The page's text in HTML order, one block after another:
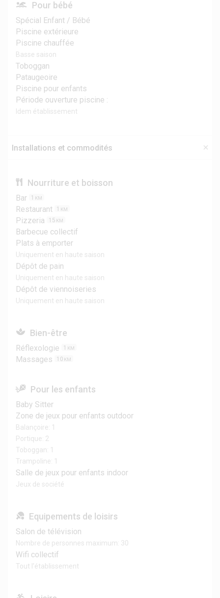
Pour bébé
Spécial Enfant / Bébé
Piscine extérieure
Piscine chauffée
Basse saison
Toboggan
Pataugeoire
Piscine pour enfants
Période ouverture piscine :
Idem établissement
Installations et commodités
Nourriture et boisson
Bar 1 KM
Restaurant 1 KM
Pizzeria 15 KM
Barbecue collectif
Plats à emporter
Uniquement en haute saison
Dépôt de pain
Uniquement en haute saison
Dépôt de viennoiseries
Uniquement en haute saison
Bien-être
Réflexologie 1 KM
Massages 10 KM
Pour les enfants
Baby Sitter
Zone de jeux pour enfants outdoor
Balançoire: 1
Portique: 2
Toboggan: 1
Trampoline: 1
Salle de jeux pour enfants indoor
Jeux de société
Equipements de loisirs
Salon de télévision
Nombre de personnes maximum: 30
Wifi collectif
Tout l'établissement